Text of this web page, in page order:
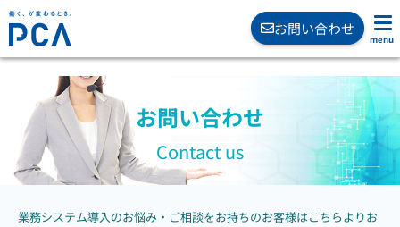
お問い合わせ
お問い合わせ
Contact us
業務システム導入のお悩み・ご相談をお持ちのお客様はこちらよりお